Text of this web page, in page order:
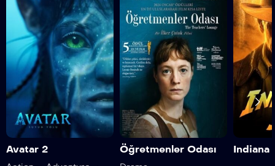
Avatar 2 Öğretmenler Odası Indiana